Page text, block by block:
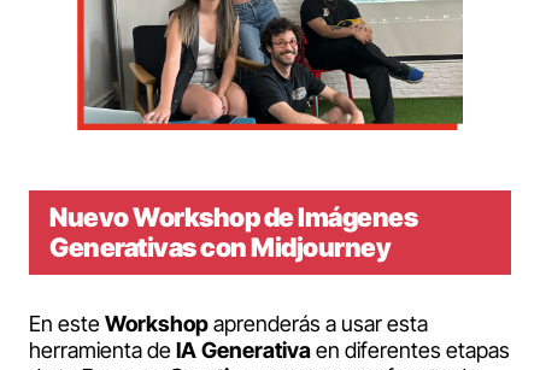
Nuevo Workshop de Imágenes
Generativas con Midjourney
En esteWorkshopaprenderás a usar esta
herramienta deIA Generativaen diferentes etapas